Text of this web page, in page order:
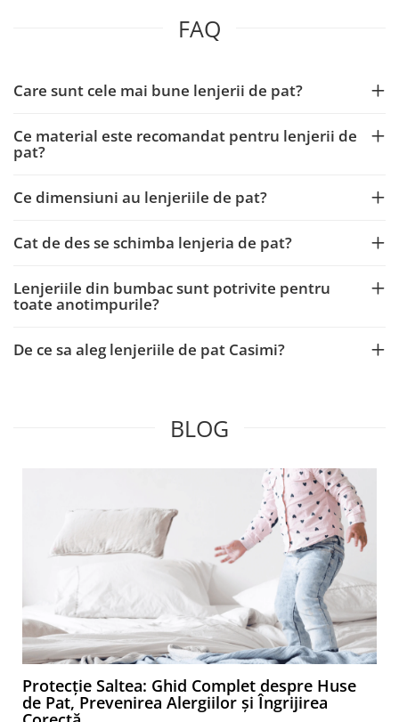
FAQ
Care sunt cele mai bune lenjerii de pat?
Ce material este recomandat pentru lenjerii de
pat?
Ce dimensiuni au lenjeriile de pat?
Cat de des se schimba lenjeria de pat?
Lenjeriile din bumbac sunt potrivite pentru
toate anotimpurile?
De ce sa aleg lenjeriile de pat Casimi?
BLOG
Protecție Saltea: Ghid Complet despre Huse
de Pat, Prevenirea Alergiilor și Îngrijirea